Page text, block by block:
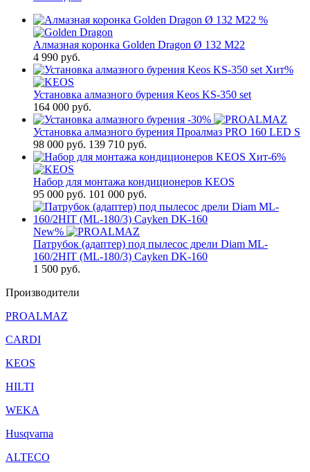
%
Алмазная коронка Golden Dragon Ø 132 М22
4 990 руб.
Хит%
Установка алмазного бурения Keos KS-350 set
164 000 руб.
-30%
Установка алмазного бурения Проалмаз PRO 160 LED S
98 000 руб. 139 710 руб.
Хит-6%
Набор для монтажа кондиционеров KEOS
95 000 руб. 101 000 руб.
New%
Патрубок (адаптер) под пылесос дрели Diam ML-
160/2HIT (ML-180/3) Cayken DK-160
1 500 руб.
Производители
PROALMAZ
CARDI
KEOS
HILTI
WEKA
Husqvarna
ALTECO